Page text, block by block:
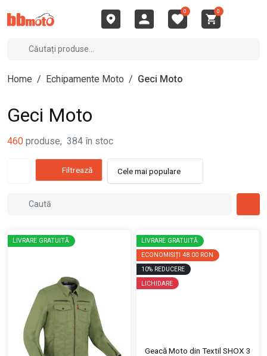
0 0
Home / Echipamente Moto / Geci Moto
Geci Moto
460 produse, 384 în stoc
Filtrează Cele mai populare
LIVRARE GRATUITĂ
LIVRARE GRATUITĂ
ECONOMISIȚI 48.00 RON
10% REDUCERE
LICHIDARE
Geacă Moto din Textil SHOX 3